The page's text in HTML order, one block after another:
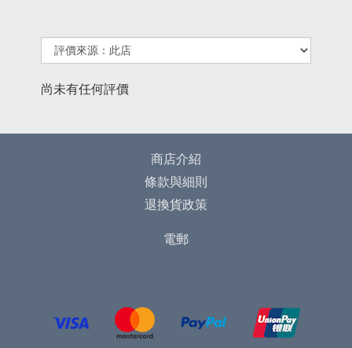
尚未有任何評價
商店介紹
條款與細則
退換貨政策
電郵